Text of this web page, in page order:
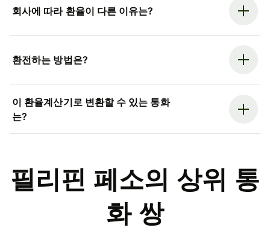
회사에 따라 환율이 다른 이유는?
환전하는 방법은?
이 환율계산기로 변환할 수 있는 통화
는?
필리핀 페소의 상위 통
화 쌍